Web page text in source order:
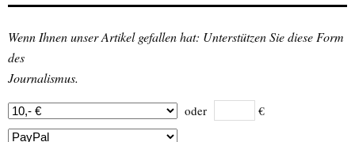
Wenn Ihnen unser Artikel gefallen hat: Unterstützen Sie diese Form
des
Journalismus.
oder €